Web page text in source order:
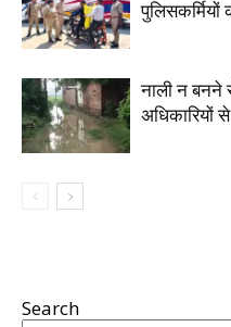
पुलिसकर्मियों
नाली न बनने
अधिकारियों
Search